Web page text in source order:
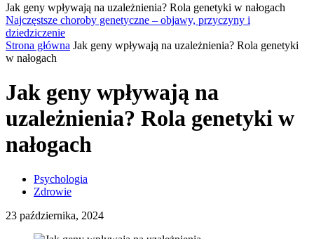
Jak geny wpływają na uzależnienia? Rola genetyki w nałogach
Najczęstsze choroby genetyczne – objawy, przyczyny i
dziedziczenie
Strona główna Jak geny wpływają na uzależnienia? Rola genetyki
w nałogach
Jak geny wpływają na
uzależnienia? Rola genetyki w
nałogach
Psychologia
Zdrowie
23 października, 2024